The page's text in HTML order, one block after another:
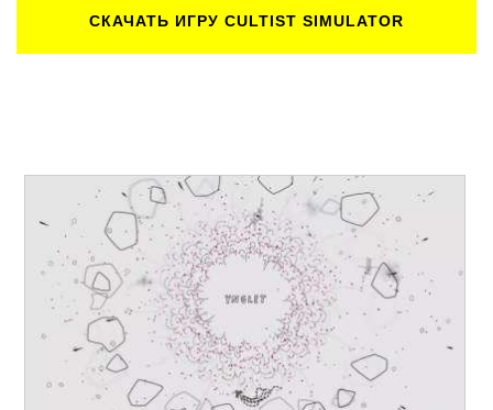
СКАЧАТЬ ИГРУ CULTIST SIMULATOR